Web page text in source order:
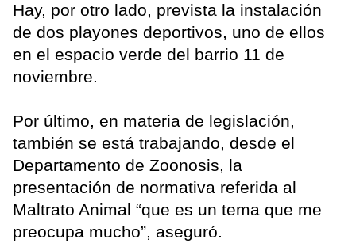
Hay, por otro lado, prevista la instalación
de dos playones deportivos, uno de ellos
en el espacio verde del barrio 11 de
noviembre.
Por último, en materia de legislación,
también se está trabajando, desde el
Departamento de Zoonosis, la
presentación de normativa referida al
Maltrato Animal “que es un tema que me
preocupa mucho”, aseguró.